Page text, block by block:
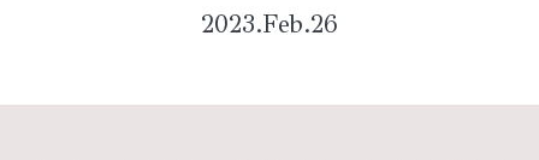
2023.Feb.26